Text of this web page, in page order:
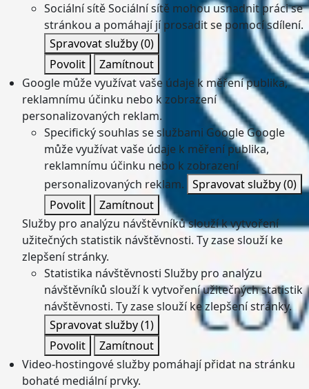
Sociální sítěSociální sítě mohou usnadnit práci se
stránkou a pomáhají jí prosadit se pomocí sdílení.
Spravovat služby(0)
Povolit
Zamítnout
Google může využívat vaše údaje k měření publika,
reklamnímu účinku nebo k zobrazení
personalizovaných reklam.
Specifický souhlas se službami GoogleGoogle
může využívat vaše údaje k měření publika,
reklamnímu účinku nebo k zobrazení
personalizovaných reklam. Spravovat služby(0)
Povolit
Zamítnout
Služby pro analýzu návštěvníků slouží k vytvoření
užitečných statistik návštěvnosti. Ty zase slouží ke
zlepšení stránky.
Statistika návštěvnosti Služby pro analýzu
návštěvníků slouží k vytvoření užitečných statistik
návštěvnosti. Ty zase slouží ke zlepšení stránky.
Spravovat služby(1)
Povolit
Zamítnout
Video-hostingové služby pomáhají přidat na stránku
bohaté mediální prvky.